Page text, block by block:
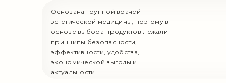
Основана группой врачей
эстетической медицины, поэтому в
основе выбора продуктов лежали
принципы безопасности,
эффективности, удобства,
экономической выгоды и
актуальности.